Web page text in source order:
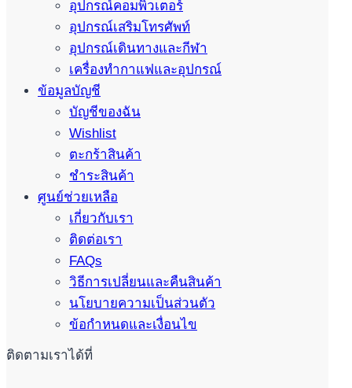
อุปกรณ์คอมพิวเตอร์
อุปกรณ์เสริมโทรศัพท์
อุปกรณ์เดินทางและกีฬา
เครื่องทำกาแฟและอุปกรณ์
ข้อมูลบัญชี
บัญชีของฉัน
Wishlist
ตะกร้าสินค้า
ชำระสินค้า
ศูนย์ช่วยเหลือ
เกี่ยวกับเรา
ติดต่อเรา
FAQs
วิธีการเปลี่ยนและคืนสินค้า
นโยบายความเป็นส่วนตัว
ข้อกำหนดและเงื่อนไข
ติดตามเราได้ที่